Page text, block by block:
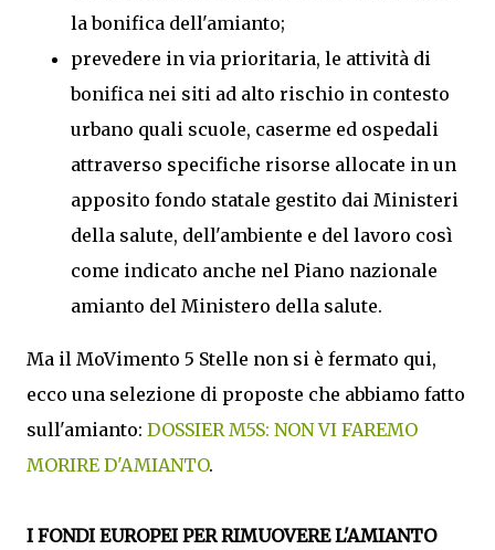
la bonifica dell'amianto;
prevedere in via prioritaria, le attività di
bonifica nei siti ad alto rischio in contesto
urbano quali scuole, caserme ed ospedali
attraverso specifiche risorse allocate in un
apposito fondo statale gestito dai Ministeri
della salute, dell'ambiente e del lavoro così
come indicato anche nel Piano nazionale
amianto del Ministero della salute.
Ma il MoVimento 5 Stelle non si è fermato qui,
ecco una selezione di proposte che abbiamo fatto
sull'amianto: DOSSIER M5S: NON VI FAREMO
MORIRE D'AMIANTO.
I FONDI EUROPEI PER RIMUOVERE L'AMIANTO